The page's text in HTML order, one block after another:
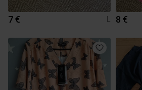
7 € L 8 €